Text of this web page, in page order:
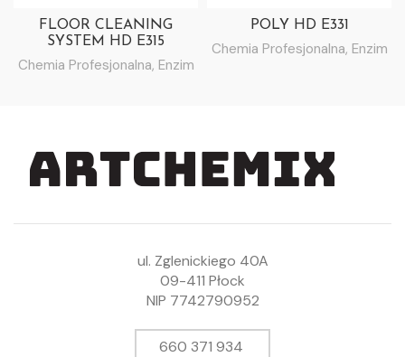
FLOOR CLEANING
SYSTEM HD E315
Chemia Profesjonalna, Enzim
POLY HD E331
Chemia Profesjonalna, Enzim
ul. Zglenickiego 40A
09-411 Płock
NIP 7742790952
660 371 934